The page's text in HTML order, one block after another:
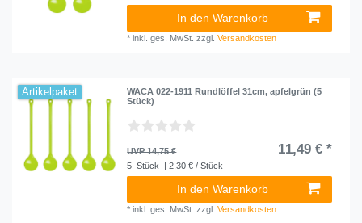
In den Warenkorb
*inkl. ges. MwSt. zzgl.Versandkosten
Artikelpaket
WACA 022-1911 Rundlöffel 31cm, apfelgrün (5
Stück)
UVP 14,75 € 11,49 € *
5 Stück | 2,30 € / Stück
In den Warenkorb
*inkl. ges. MwSt. zzgl.Versandkosten